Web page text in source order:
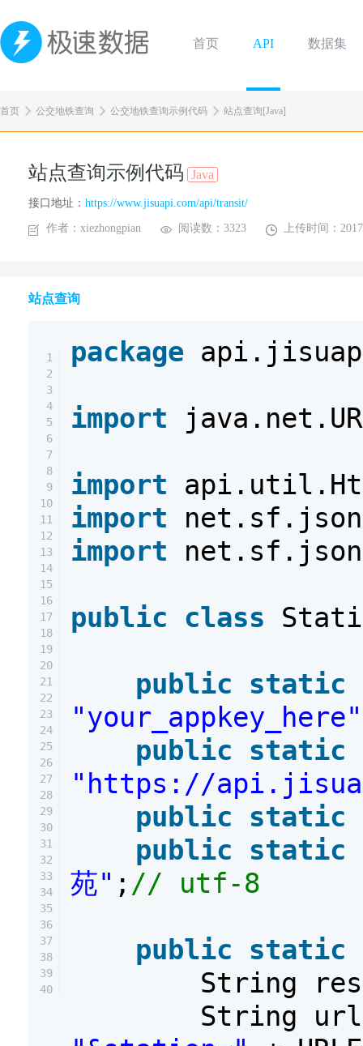
首页 API 数据集
首页 公交地铁查询 公交地铁查询示例代码 站点查询[Java]
站点查询示例代码 Java
接口地址： https://www.jisuapi.com/api/transit/
作者：xiezhongpian 阅读数：3323 上传时间：
站点查询
1
2
3
4
5
6
7
8
9
10
11
12
13
14
15
16
17
18
19
20
21
22
23
24
25
26
27
28
29
30
31
32
33
34
35
36
37
38
39
40
package
import
import
import
import
public class
public static
"your_appkey_here"
public static
"https://
public static
public static
苑" ; // utf-8
public static
String
String